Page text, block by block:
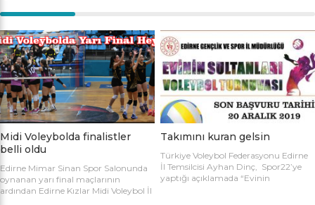
Midi Voleybolda finalistler
belli oldu
Edirne Mimar Sinan Spor Salonunda
oynanan yarı final maçlarının
ardından Edirne Kızlar Midi Voleybol İl
Takımını kuran gelsin
Türkiye Voleybol Federasyonu Edirne
İl Temsilcisi Ayhan Dinç, Spor22’ye
yaptığı açıklamada “Evinin